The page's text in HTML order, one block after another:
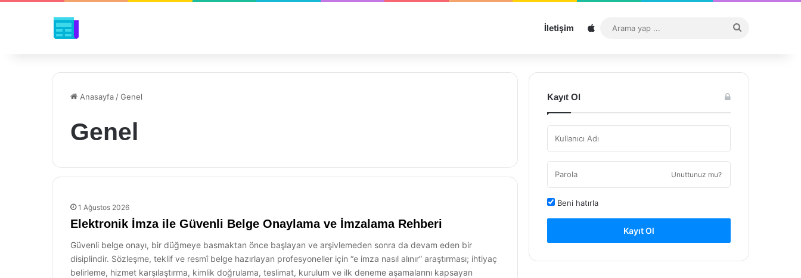
İletişim Sitemap
...
Anasayfa /Genel
Genel
1 Ağustos 2026
Elektronik İmza ile Güvenli Belge Onaylama ve İmzalama Rehberi
Güvenli belge onayı, bir düğmeye basmaktan önce başlayan ve arşivlemeden sonra da devam eden bir
disiplindir. Sözleşme, teklif ve resmî belge hazırlayan profesyoneller için “e imza nasıl alınır” araştırması; ihtiyaç
belirleme, hizmet karşılaştırma, kimlik doğrulama, teslimat, kurulum ve ilk deneme aşamalarını kapsayan
Kayıt Ol
Unuttunuz mu?
Beni hatırla
Kayıt Ol